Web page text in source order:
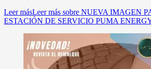
Leer másLeer más sobre NUEVA IMAGEN
ESTACIÓN DE SERVICIO PUMA